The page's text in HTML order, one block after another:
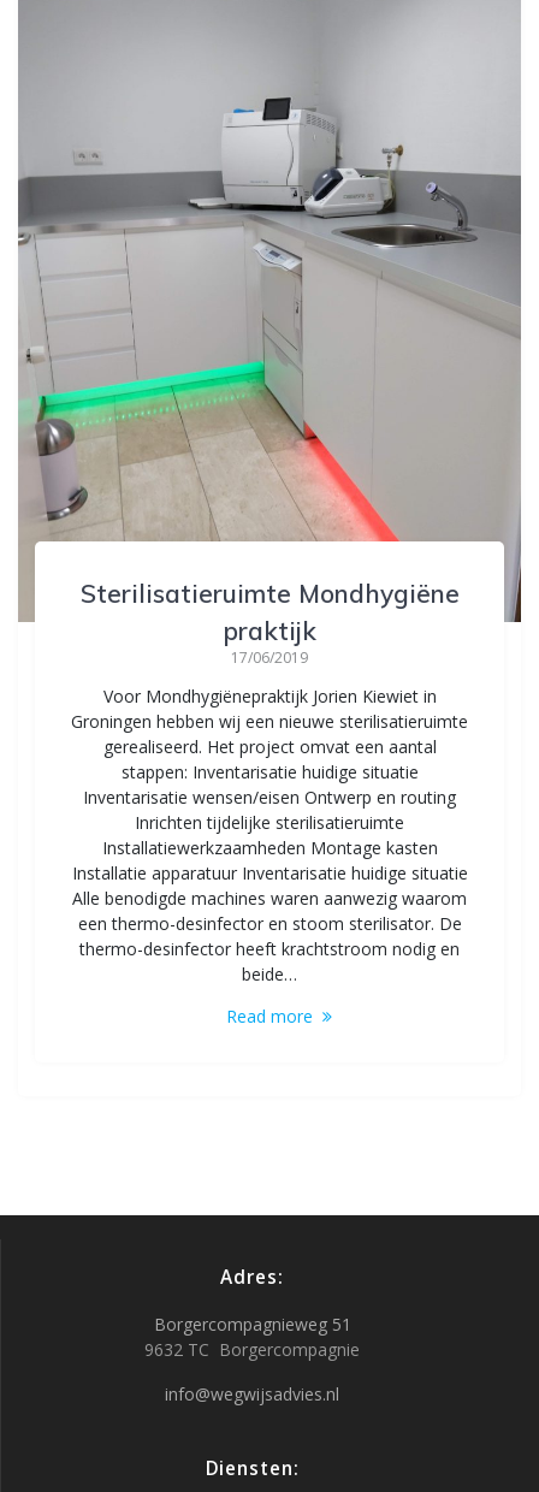
Sterilisatieruimte Mondhygiëne
praktijk
17/06/2019
Voor Mondhygiënepraktijk Jorien Kiewiet in
Groningen hebben wij een nieuwe sterilisatieruimte
gerealiseerd. Het project omvat een aantal
stappen: Inventarisatie huidige situatie
Inventarisatie wensen/eisen Ontwerp en routing
Inrichten tijdelijke sterilisatieruimte
Installatiewerkzaamheden Montage kasten
Installatie apparatuur Inventarisatie huidige situatie
Alle benodigde machines waren aanwezig waarom
een thermo-desinfector en stoom sterilisator. De
thermo-desinfector heeft krachtstroom nodig en
beide…
Read more
Adres:
Borgercompagnieweg 51
9632 TC Borgercompagnie
info@wegwijsadvies.nl
Diensten: